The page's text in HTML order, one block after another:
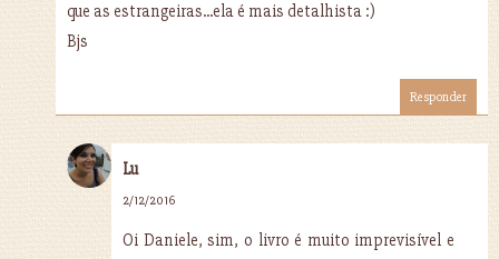
que as estrangeiras...ela é mais detalhista :)
Bjs
Responder
Lu
2/12/2016
Oi Daniele, sim, o livro é muito imprevisível e